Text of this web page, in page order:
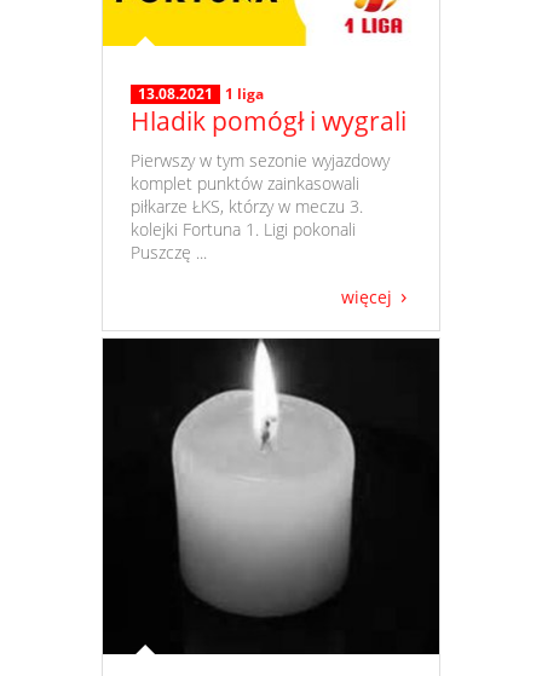
13.08.2021 1 liga
Hladik pomógł i wygrali
​ Pierwszy w tym sezonie wyjazdowy
komplet punktów zainkasowali
piłkarze ŁKS, którzy w meczu 3.
kolejki Fortuna 1. Ligi pokonali
Puszczę ...
więcej